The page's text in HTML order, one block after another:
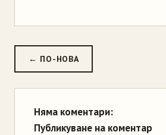
← ПО-НОВА
Няма коментари:
Публикуване на коментар